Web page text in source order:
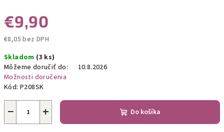
€9,90
€8,05 bez DPH
cena:
Skladom (3 ks)
Môžeme doručiť do:
10.8.2026
Možnosti doručenia
Kód: P208SK
+
− Do košíka